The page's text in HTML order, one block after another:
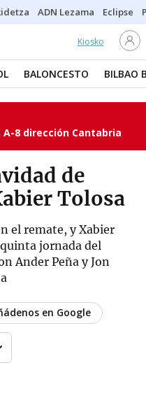
ADN Lezama Eclipse
Kiosko
BALONCESTO BILBAO
8 dirección Cantabria
de
Tolosa
el remate, y Xabier
jornada del
Ander Peña y Jon
en Google